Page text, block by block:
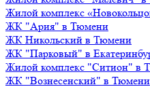
Жилой комплекс
ЖК "Ария" в Тюмени
ЖК Никольский в Тюмени
ЖК "Парковый" в
Жилой комплекс "Ситион" в
ЖК "Вознесенский" в Тюмени